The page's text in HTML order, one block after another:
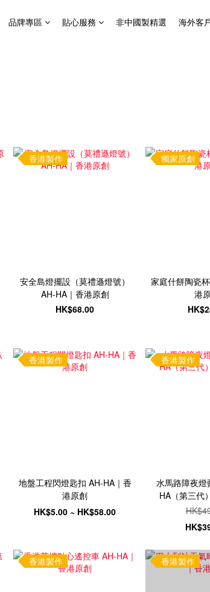
品牌專區 貼心服務 非中國製精選 海外客
香港製作
安全島燈擺設（莫禮遜燈號）
AH-HA｜香港原創
HK$68.00
獨家原創
家庭什餅陶瓷
港
香港製作
地盤工程閃燈匙扣 AH-HA｜香
港原創
HK$5.00 ~ HK$58.00
香港製作
水馬路障夜
HA（第三代
香港製作 香港製作